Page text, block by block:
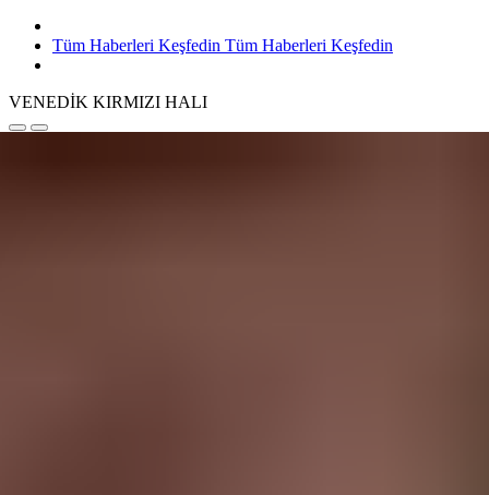
Tüm Haberleri Keşfedin Tüm Haberleri Keşfedin
VENEDİK KIRMIZI HALI